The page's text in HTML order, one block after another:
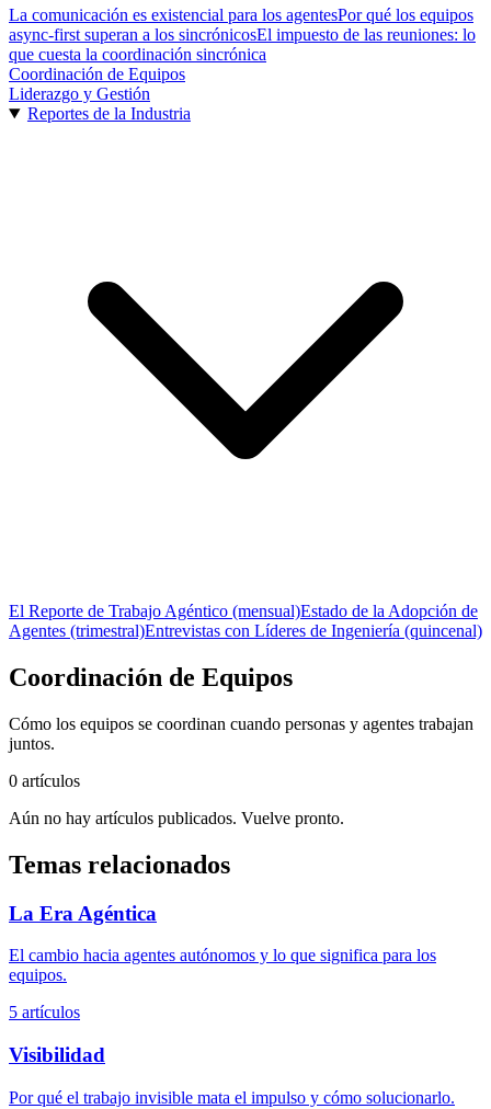
La comunicación es existencial para los agentesPor qué los equipos
async-first superan a los sincrónicosEl impuesto de las reuniones: lo
que cuesta la coordinación sincrónica
Coordinación de Equipos
Liderazgo y Gestión
Reportes de la Industria
El Reporte de Trabajo Agéntico (mensual)Estado de la Adopción de
Agentes (trimestral)Entrevistas con Líderes de Ingeniería (quincenal)
Coordinación de Equipos
Cómo los equipos se coordinan cuando personas y agentes trabajan
juntos.
0 artículos
Aún no hay artículos publicados. Vuelve pronto.
Temas relacionados
La Era Agéntica
El cambio hacia agentes autónomos y lo que significa para los
equipos.
5 artículos
Visibilidad
Por qué el trabajo invisible mata el impulso y cómo solucionarlo.